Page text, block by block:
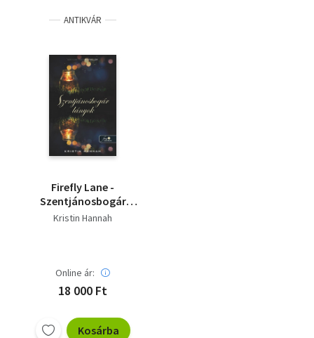
ANTIKVÁR
Firefly Lane -
Szentjánosbogár
lányok
Kristin Hannah
Online ár:
18 000 Ft
Kosárba